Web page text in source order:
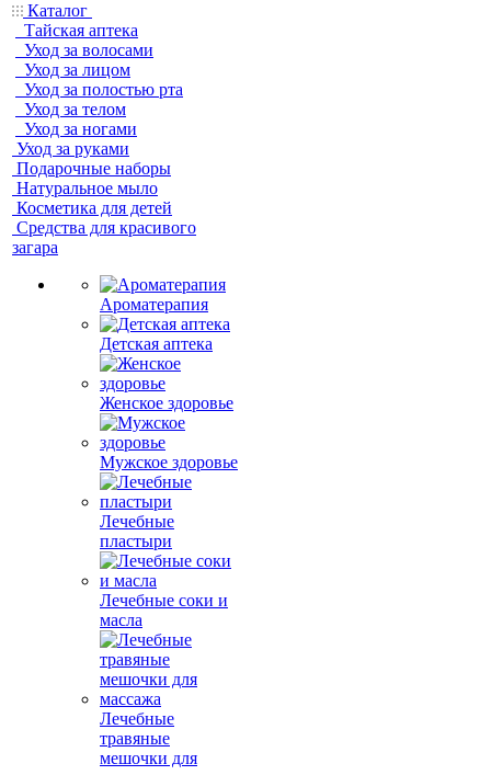
Каталог
Тайская аптека
Уход за волосами
Уход за лицом
Уход за полостью рта
Уход за телом
Уход за ногами
Уход за руками
Подарочные наборы
Натуральное мыло
Косметика для детей
Средства для красивого
загара
Ароматерапия
Детская аптека
Женское здоровье
Мужское здоровье
Лечебные
пластыри
Лечебные соки и
масла
Лечебные
травяные
мешочки для